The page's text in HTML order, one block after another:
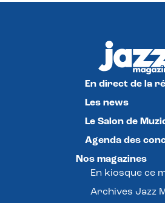
En direct de la
Les news
Le Salon de
Agenda des
Nos magazines
En kiosque ce
Archives Jazz